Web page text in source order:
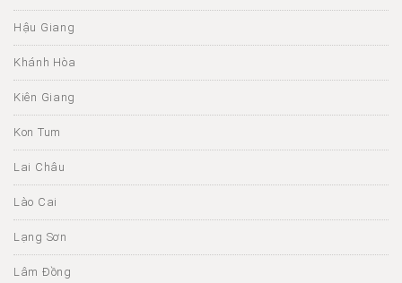
Hậu Giang
Khánh Hòa
Kiên Giang
Kon Tum
Lai Châu
Lào Cai
Lạng Sơn
Lâm Đồng